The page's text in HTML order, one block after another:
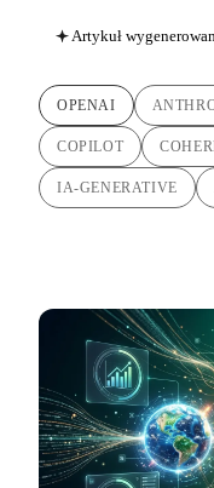
Artykuł
OPENAI
COPILOT
IA-GENERATIVE